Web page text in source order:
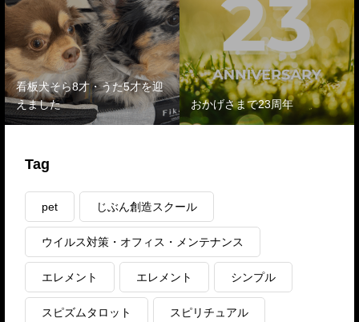
看板犬そら8才・うた5才を迎
えました
おかげさまで23周年
Tag
pet じぶん創造スクール
ウイルス対策・オフィス・メンテナンス
エレメント エレメント シンプル
スピズムタロット スピリチュアル